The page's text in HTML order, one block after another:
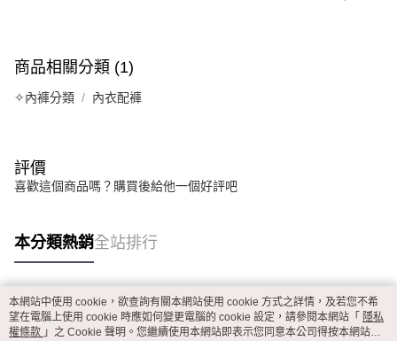
商品相關分類 (1)
✧內褲分類 內衣配褲
評價
喜歡這個商品嗎？購買後給他一個好評吧
本分類熱銷全站排行
熱門標籤
本網站中使用 cookie，欲查詢有關本網站使用 cookie 方式之詳情，及若您不希
望在電腦上使用 cookie 時應如何變更電腦的 cookie 設定，請參閱本網站「 隱私
權條款 」之 Cookie 聲明。您繼續使用本網站即表示您同意本公司得按本網站使